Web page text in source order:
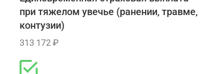
при тяжелом увечье (ранении, травме,
контузии)
313 172 ₽